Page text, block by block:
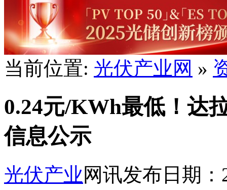
当前位置: 光伏产业网 »
0.24元/KWh最低！达
信息公示
光伏产业网讯发布日期：